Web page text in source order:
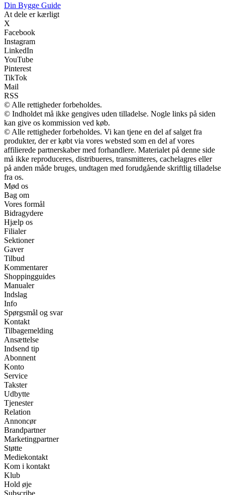
Din Bygge Guide
At dele er kærligt
X
Facebook
Instagram
LinkedIn
YouTube
Pinterest
TikTok
Mail
RSS
© Alle rettigheder forbeholdes.
© Indholdet må ikke gengives uden tilladelse. Nogle links på siden
kan give os kommission ved køb.
© Alle rettigheder forbeholdes. Vi kan tjene en del af salget fra
produkter, der er købt via vores websted som en del af vores
affilierede partnerskaber med forhandlere. Materialet på denne side
må ikke reproduceres, distribueres, transmitteres, cachelagres eller
på anden måde bruges, undtagen med forudgående skriftlig tilladelse
fra os.
Mød os
Bag om
Vores formål
Bidragydere
Hjælp os
Filialer
Sektioner
Gaver
Tilbud
Kommentarer
Shoppingguides
Manualer
Indslag
Info
Spørgsmål og svar
Kontakt
Tilbagemelding
Ansættelse
Indsend tip
Abonnent
Konto
Service
Takster
Udbytte
Tjenester
Relation
Annoncør
Brandpartner
Marketingpartner
Støtte
Mediekontakt
Kom i kontakt
Klub
Hold øje
Subscribe